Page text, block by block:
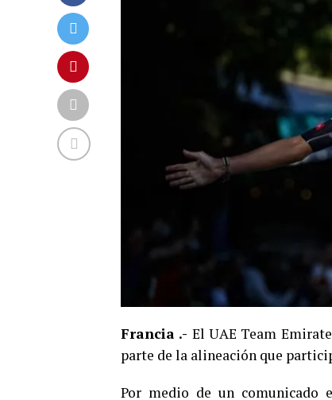
Francia .- El UAE Team
parte de la alineación que
Por medio de un